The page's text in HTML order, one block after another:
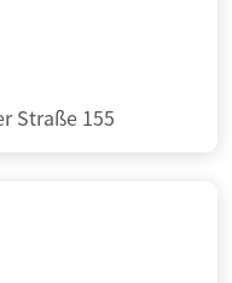
Straße 155